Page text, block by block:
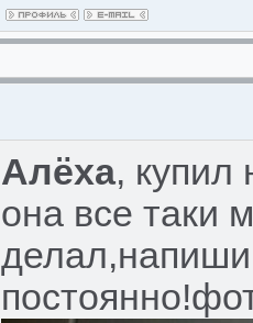
Алёха, купил
она все таки